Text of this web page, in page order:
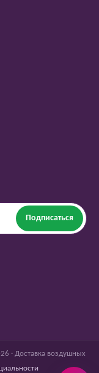
Подписаться
· Доставка воздушных